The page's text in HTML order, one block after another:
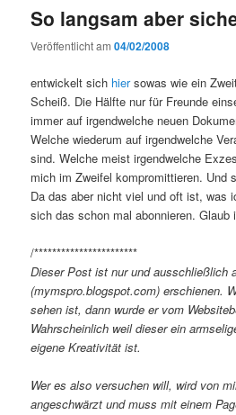
So langsam aber
Veröffentlicht am04/02/2008
entwickelt sich hiersowas wie ein
Scheiß. Die Hälfte nur für Freunde
immer auf irgendwelche neuen
Welche wiederum auf irgendwelche
sind. Welche meist irgendwelche
mich im Zweifel kompromittieren. Und
Da das aber nicht viel und oft ist, was
sich das schon mal abonnieren. Glaub
/***********************
Dieser Post ist nur und ausschließlich
(mymspro.blogspot.com) erschienen.
sehen ist, dann wurde er vom
Wahrscheinlich weil dieser ein
eigene Kreativität ist.
Wer es also versuchen will, wird von
angeschwärzt und muss mit einem